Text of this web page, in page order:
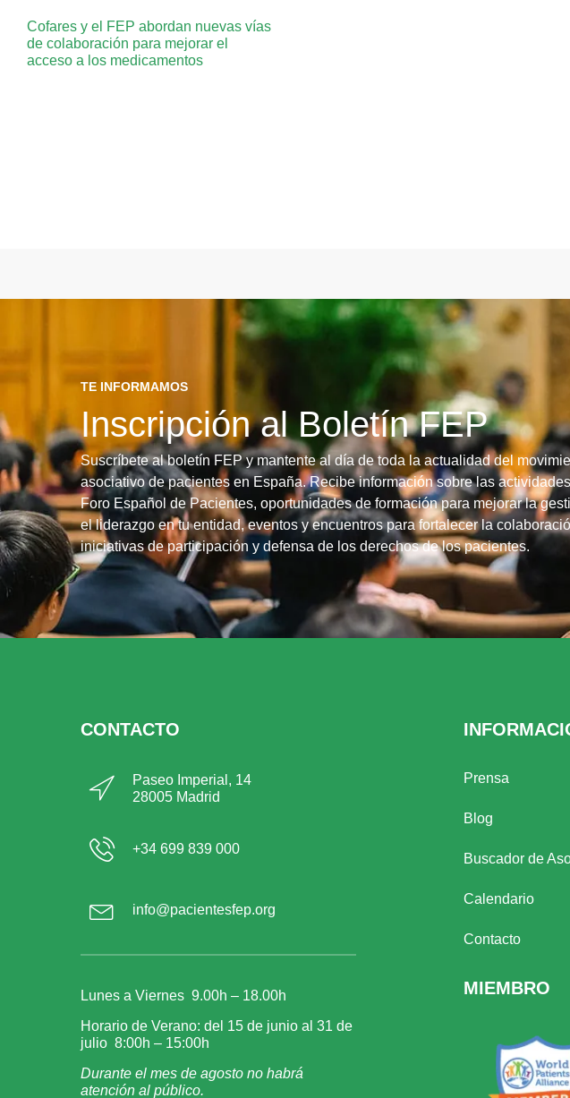
Cofares y el FEP abordan nuevas vías
de colaboración para mejorar el
acceso a los medicamentos
TE INFORMAMOS
Inscripción al Boletín FEP
Suscríbete al boletín FEP y mantente al día de toda la actualidad del
asociativo de pacientes en España. Recibe información sobre las
Foro Español de Pacientes, oportunidades de formación para mejorar la
el liderazgo en tu entidad, eventos y encuentros para fortalecer la
iniciativas de participación y defensa de los derechos de los pacientes.
CONTACTO
Paseo Imperial, 14
28005 Madrid
+34 699 839 000
info@pacientesfep.org
Lunes a Viernes 9.00h – 18.00h
Horario de Verano: del 15 de junio al 31 de
julio 8:00h – 15:00h
Durante el mes de agosto no habrá
atención al público.
Prensa
Blog
Buscador de
Calendario
Contacto
MIEMBRO